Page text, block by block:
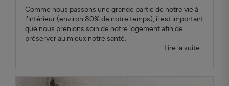
Comme nous passons une grande partie de notre vie à
l'intérieur (environ 80% de notre temps), il est important
que nous prenions soin de notre logement afin de
préserver au mieux notre santé.
Lire la suite...